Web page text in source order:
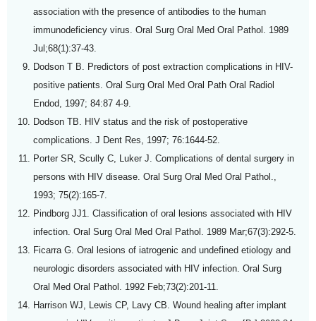
association with the presence of antibodies to the human
immunodeficiency virus. Oral Surg Oral Med Oral Pathol. 1989
Jul;68(1):37-43.
Dodson T B. Predictors of post extraction complications in HIV-
positive patients. Oral Surg Oral Med Oral Path Oral Radiol
Endod, 1997; 84:87 4-9.
Dodson TB. HIV status and the risk of postoperative
complications. J Dent Res, 1997; 76:1644-52.
Porter SR, Scully C, Luker J. Complications of dental surgery in
persons with HIV disease. Oral Surg Oral Med Oral Pathol.,
1993; 75(2):165-7.
Pindborg JJ1. Classification of oral lesions associated with HIV
infection. Oral Surg Oral Med Oral Pathol. 1989 Mar;67(3):292-5.
Ficarra G. Oral lesions of iatrogenic and undefined etiology and
neurologic disorders associated with HIV infection. Oral Surg
Oral Med Oral Pathol. 1992 Feb;73(2):201-11.
Harrison WJ, Lewis CP, Lavy CB. Wound healing after implant